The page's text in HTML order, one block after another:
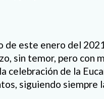
de este enero del
sin temor, pero con
celebración de la
siguiendo siempre